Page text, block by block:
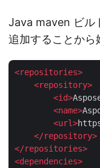
Java maven ビル
追加することから
<repositories>
<repository>
<id>
<name>
<url>
</repository>
</repositories>
<dependencies>